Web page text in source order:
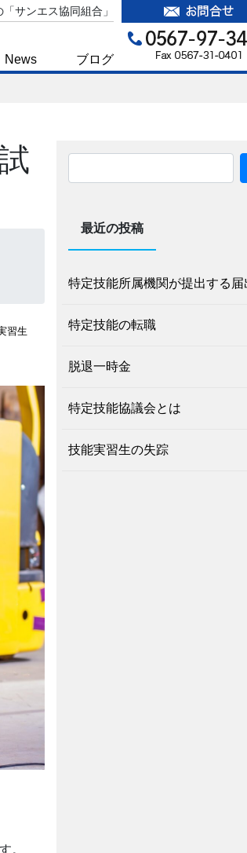
サンエス協同組合」
News
ブログ
習生
。
最近の投稿
特定技能所属機関が提出する届
特定技能の転職
脱退一時金
特定技能協議会とは
技能実習生の失踪